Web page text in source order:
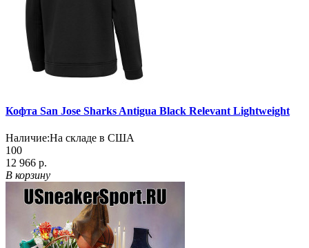
Кофта San Jose Sharks Antigua Black Relevant Lightweight
Наличие:На складе в США
100
12 966 р.
В корзину